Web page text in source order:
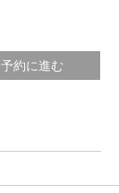
予約に進む